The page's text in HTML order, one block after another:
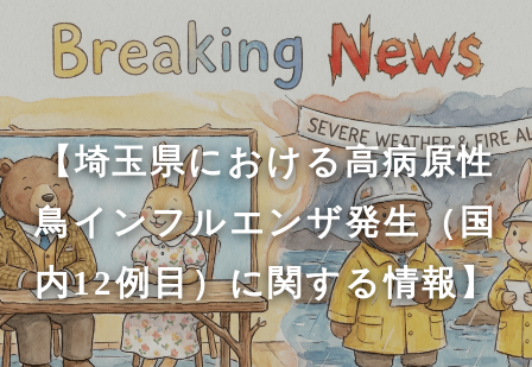
【埼玉県における高病原性
鳥インフルエンザ発生（国
内12例目）に関する情報】